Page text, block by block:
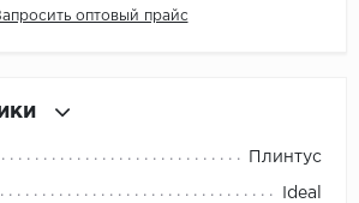
оптовый прайс
Плинтус
Ideal